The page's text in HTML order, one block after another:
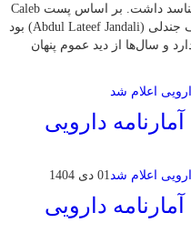
نامی متفاوت از آنچه جهان می‌شناسد داشت. بر اساس پست Caleb
در ایکس، نام اصلی او عبداللطیف جندلی (Abdul Lateef Jandali) بود
و سال‌ها از دید عموم پنهان
دارویی
01 دی 1404
دارویی